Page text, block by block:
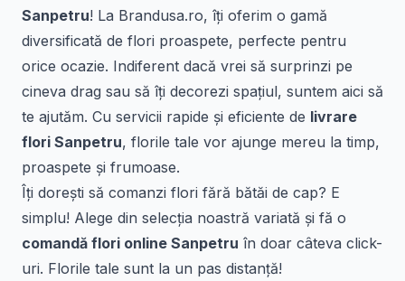
Sanpetru! La Brandusa.ro, îți oferim o gamă
diversificată de flori proaspete, perfecte pentru
orice ocazie. Indiferent dacă vrei să surprinzi pe
cineva drag sau să îți decorezi spațiul, suntem aici să
te ajutăm. Cu servicii rapide și eficiente de livrare
flori Sanpetru, florile tale vor ajunge mereu la timp,
proaspete și frumoase.
Îți dorești să comanzi flori fără bătăi de cap? E
simplu! Alege din selecția noastră variată și fă o
comandă flori online Sanpetru în doar câteva click-
uri. Florile tale sunt la un pas distanță!